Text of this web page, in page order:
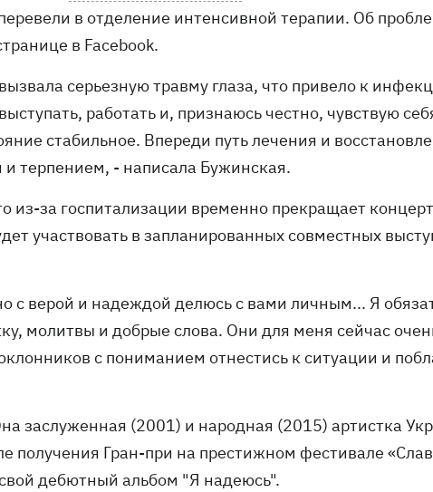
в отделение интенсивной терапии. Об
в Facebook.
серьезную травму глаза, что привело к
работать и, признаюсь честно, чувствую
стабильное. Впереди путь лечения и
терпением, - написала Бужинская.
из-за госпитализации временно прекращает
участвовать в запланированных совместных
с верой и надеждой делюсь с вами личным... Я
молитвы и добрые слова. Они для меня сейчас
с пониманием отнестись к ситуации и
заслуженная (2001) и народная (2015) артистка
получения Гран-при на престижном фестивале
дебютный альбом "Я надеюсь".